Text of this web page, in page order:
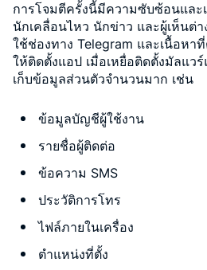
การโจมตีครั้งนี้มีความซับซ้อนและ
นักเคลื่อนไหว นักข่าว และผู้เห็นต่
ใช้ช่องทาง Telegram และเนื้อหา
ให้ติดตั้งแอป เมื่อเหยื่อติดตั้งมัลแว
เก็บข้อมูลส่วนตัวจำนวนมาก เช่น
ข้อมูลบัญชีผู้ใช้งาน
รายชื่อผู้ติดต่อ
ข้อความ SMS
ประวัติการโทร
ไฟล์ภายในเครื่อง
ตำแหน่งที่ตั้ง